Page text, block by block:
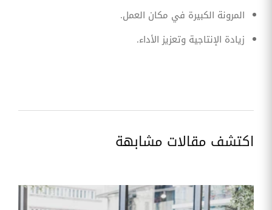
‏المرونة الكبيرة في مكان العمل.
‏زيادة الإنتاجية وتعزيز الأداء.
اكتشف مقالات مشابهة